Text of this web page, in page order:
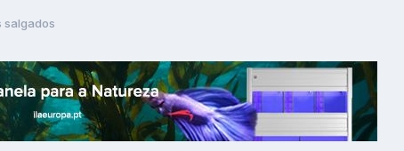
salgados